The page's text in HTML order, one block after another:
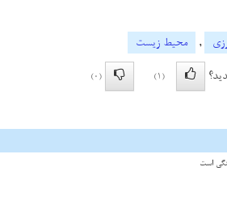
,
محیط زیست
(1)
(0)
است